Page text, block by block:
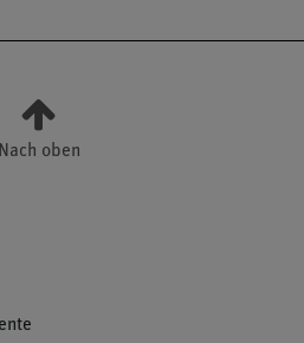
Nach oben